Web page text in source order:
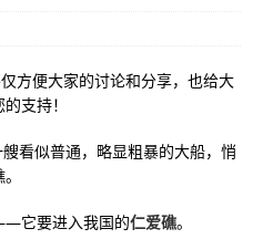
方便大家的讨论和分享，也给大
支持！
看似普通，略显粗暴的大船，悄
它要进入我国的仁爱礁。